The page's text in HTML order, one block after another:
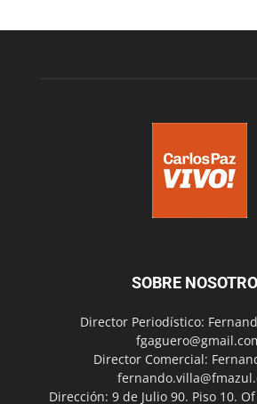
SOBRE
Director Periodístico:
Director Comercial:
Dirección: 9 de Julio 90. Piso 10. Of